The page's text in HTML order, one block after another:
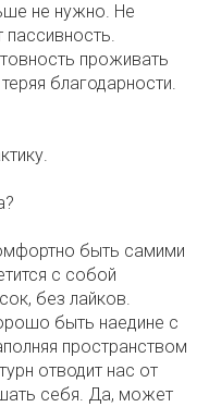
не нужно. Не
пассивность.
проживать
благодарности.
быть самими
с собой
без лайков.
быть наедине с
пространством
отводит нас от
себя. Да, может